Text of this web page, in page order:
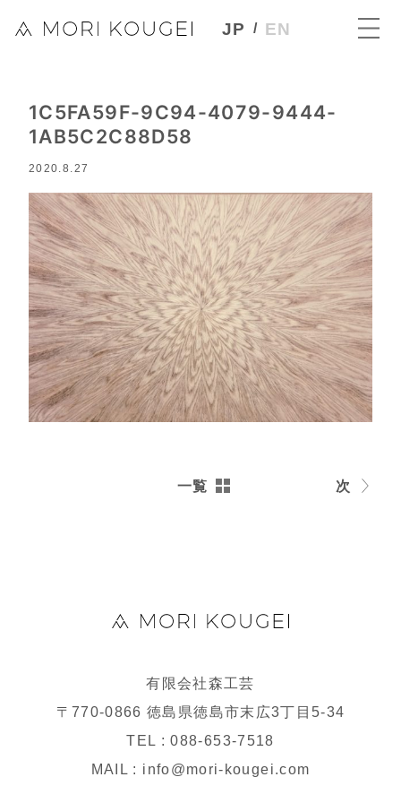
JP EN
1C5FA59F-9C94-4079-9444-
1AB5C2C88D58
2020.8.27
一覧 次
有限会社森工芸
〒770-0866 徳島県徳島市末広3丁目5-34
TEL : 088-653-7518
MAIL : info@mori-kougei.com